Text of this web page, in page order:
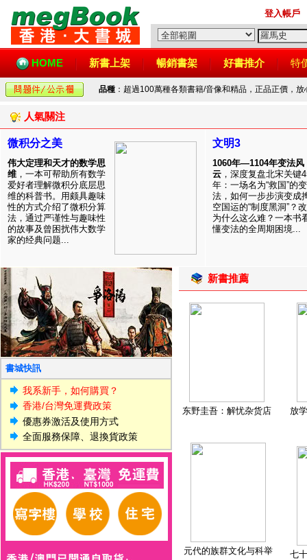
登入帳戶
HOME 新書上架 暢銷書架 好書推介 特
品種 ：超過100萬種各類書籍/音像和精品，正品正價，
人氣關注
微积分之美
伟大定理和天才的数学思
维 ，一本可帮助所有数学
爱好者理解微积分底层思
维的科普书。用颇具趣味
性的方式介绍了微积分算
法，通过严谨性与趣味性
的故事及曾困扰伟大数学
家的经典问题...
文明3
1060年—1104年变法风
云 ，深度复盘北宋关键
年：一场名为“救国”的变
法，如何一步步演变成
空国运的“制度黑洞”？
为什么这么难？一本书
懂变法的全周期困境...
書城快訊
我系新手，如何購買？
香港/台灣免運費政策
優惠券激活及使用方式
全面服務保障、退換貨政策
新書推薦
东野圭吾：解忧杂货店 放
元代的族群文化与科举 七